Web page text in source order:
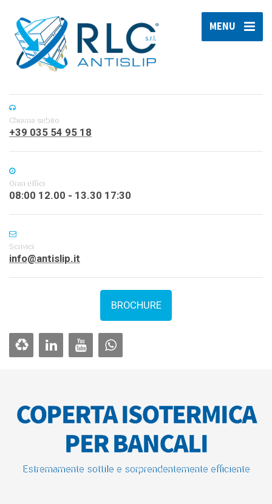
MENU
Chiama subito
+39 035 54 95 18
Orari uffici
08:00 12.00 - 13.30 17:30
Scrivici
info@antislip.it
BROCHURE
COPERTA ISOTERMICA
PER BANCALI
Estremamente sottile e sorprendentemente efficiente